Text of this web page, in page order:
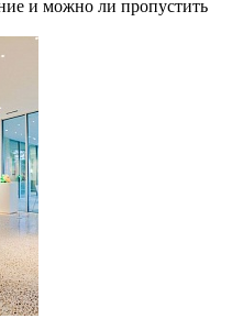
и можно ли пропустить